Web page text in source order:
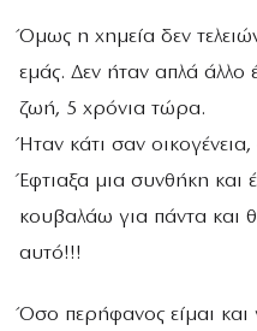
Όμως η χημεία δεν
εμάς. Δεν ήταν απλά
ζωή, 5 χρόνια τώρα.
Ήταν κάτι σαν
Έφτιαξα μια συνθήκη και
κουβαλάω για πάντα και
αυτό!!!
Όσο περήφανος είμαι και